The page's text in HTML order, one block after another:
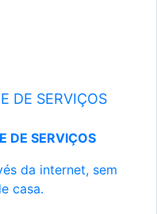
DE SERVIÇOS
DE SERVIÇOS
da internet, sem
casa.